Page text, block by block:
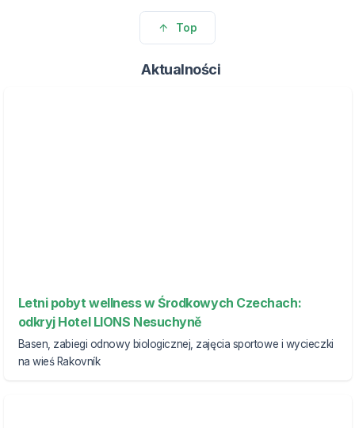
Top
Aktualności
Letni pobyt wellness w Środkowych Czechach:
odkryj Hotel LIONS Nesuchyně
Basen, zabiegi odnowy biologicznej, zajęcia sportowe i wycieczki
na wieś Rakovník